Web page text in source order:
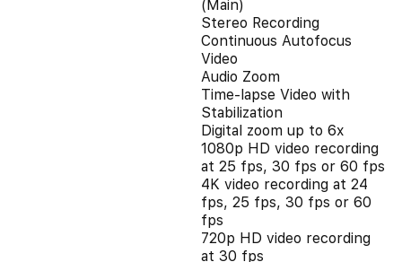
(Main)
Stereo Recording
Continuous Autofocus
Video
Audio Zoom
Time-lapse Video with
Stabilization
Digital zoom up to 6x
1080p HD video recording
at 25 fps, 30 fps or 60 fps
4K video recording at 24
fps, 25 fps, 30 fps or 60
fps
720p HD video recording
at 30 fps